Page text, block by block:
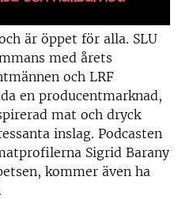
är öppet för alla. SLU
med årets
och LRF
en producentmarknad,
mat och dryck
inslag. Podcasten
Sigrid Barany
kommer även ha